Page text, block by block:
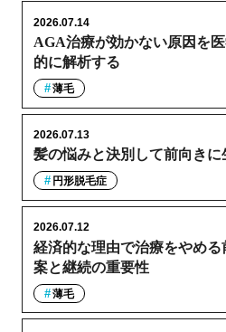
AGA治療が効かない原因を
的に解析する
2026.07.14
薄毛
髪の悩みと決別して前向き
2026.07.13
円形脱毛症
経済的な理由で治療をやめ
案と継続の重要性
2026.07.12
薄毛